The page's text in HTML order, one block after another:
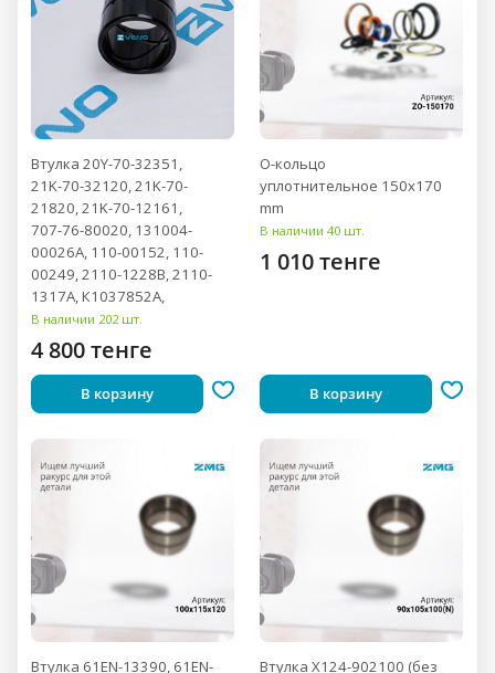
Втулка 20Y-70-32351,
21K-70-32120, 21K-70-
21820, 21K-70-12161,
707-76-80020, 131004-
00026A, 110-00152, 110-
00249, 2110-1228B, 2110-
1317A, К1037852А,
В наличии 202 шт.
4 800 тенге
В корзину
О-кольцо
уплотнительное 150x170
mm
В наличии 40 шт.
1 010 тенге
В корзину
Втулка 61EN-13390, 61EN- Втулка X124-902100 (без